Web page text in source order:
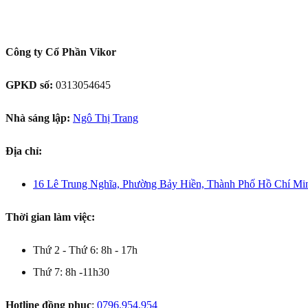
Công ty Cổ Phần Vikor
GPKD số: 0313054645
Nhà sáng lập: Ngô Thị Trang
Địa chỉ:
16 Lê Trung Nghĩa, Phường Bảy Hiền, Thành Phố Hồ Chí
Thời gian làm việc:
Thứ 2 - Thứ 6: 8h - 17h
Thứ 7: 8h -11h30
Hotline đồng phục: 0796.954.954